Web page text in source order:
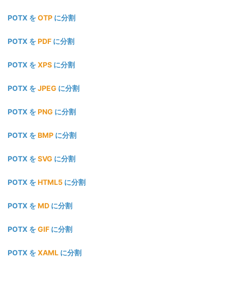
POTX をOTP に分割
POTX をPDF に分割
POTX をXPS に分割
POTX をJPEG に分割
POTX をPNG に分割
POTX をBMP に分割
POTX をSVG に分割
POTX をHTML5 に分割
POTX をMD に分割
POTX をGIF に分割
POTX をXAML に分割